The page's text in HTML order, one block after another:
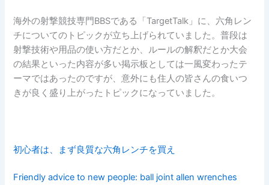
海外の射撃競技専門BBSである「TargetTalk」に、六角レン
チについてのトピックが立ち上げられていました。普段は
射撃技術や用品の使い方だとか、ルールの解釈だとか大会
の結果といった内容が多い掲示板としては一風変わったテ
ーマではあったのですが、意外にも住人の皆さんの食いつ
きが良く盛り上がったトピックになっていました。
初心者は、まず良質な六角レンチを買え
Friendly advice to new people: ball joint allen wrenches